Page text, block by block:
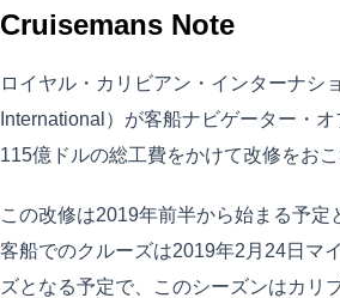
Cruisemans Note
ロイヤル・カリビアン・インターナシ
International）が客船ナビゲーター・
115億ドルの総工費をかけて改修をお
この改修は2019年前半から始まる予定
客船でのクルーズは2019年2月24日マ
ズとなる予定で、このシーズンはカリ